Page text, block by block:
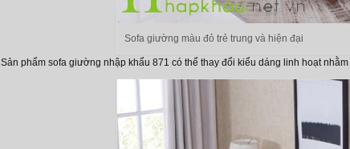
Sofa giường màu đỏ trẻ trung và hiện đại
Sản phẩm sofa giường nhập khẩu 871 có thể thay đổi kiểu dáng linh hoạt